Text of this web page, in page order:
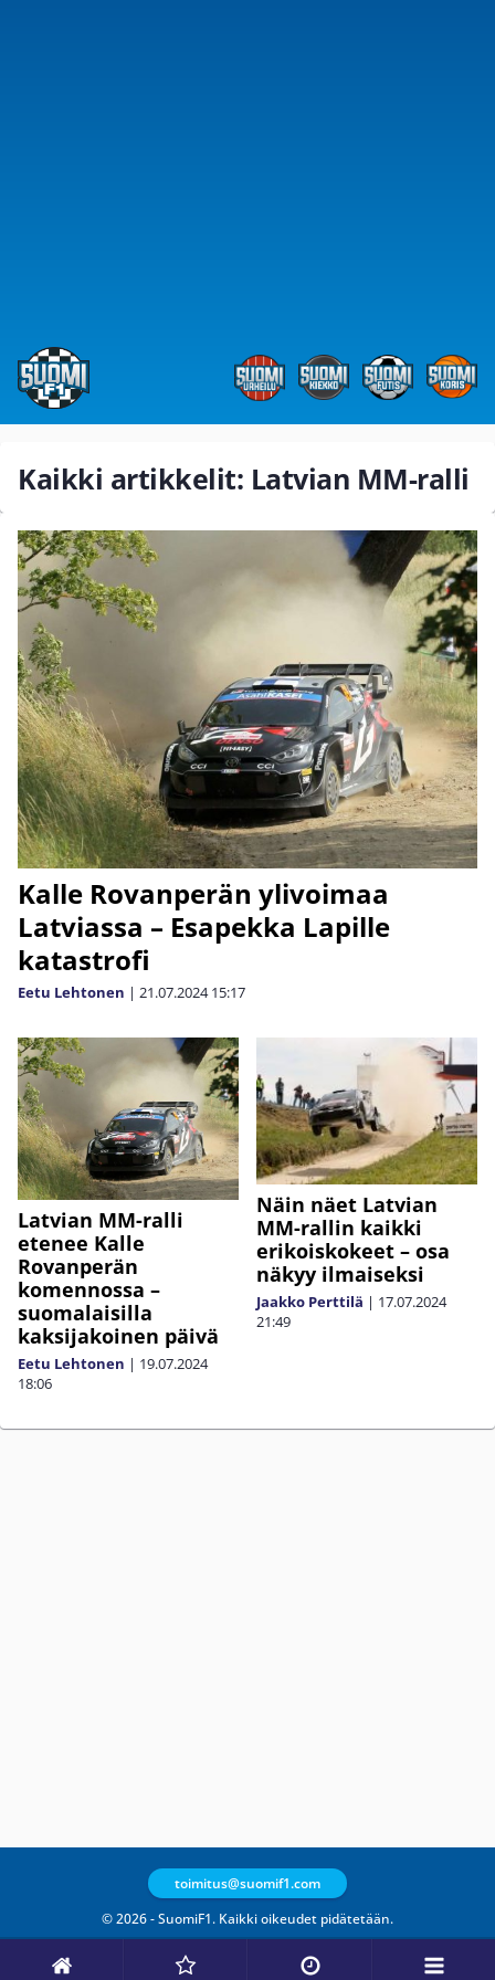
Kaikki artikkelit: Latvian MM-ralli
Kalle Rovanperän ylivoimaa
Latviassa – Esapekka Lapille
katastrofi
Eetu Lehtonen | 21.07.2024 15:17
Latvian MM-ralli
etenee Kalle
Rovanperän
komennossa –
suomalaisilla
kaksijakoinen päivä
Eetu Lehtonen | 19.07.2024
18:06
Näin näet Latvian
MM-rallin kaikki
erikoiskokeet – osa
näkyy ilmaiseksi
Jaakko Perttilä | 17.07.2024
21:49
© 2026 - SuomiF1. Kaikki oikeudet pidätetään.
toimitus@suomif1.com